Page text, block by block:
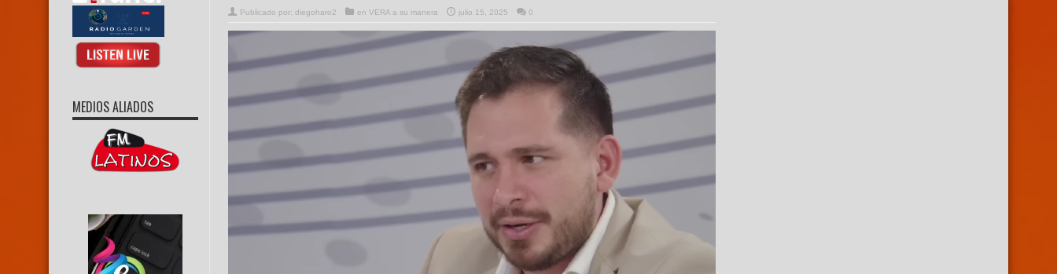
Publicado por: diegoharo2 en VERA a su manera julio 15, 2025 0
MEDIOS ALIADOS